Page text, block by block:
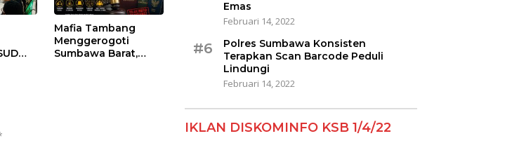
Mafia Tambang
Menggerogoti
Sumbawa Barat,
Emas
Februari 14, 2022
#6
Polres Sumbawa Konsisten
Terapkan Scan Barcode Peduli
Lindungi
Februari 14, 2022
IKLAN DISKOMINFO KSB 1/4/22